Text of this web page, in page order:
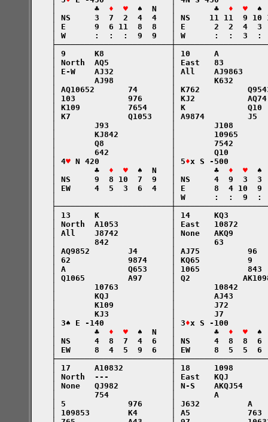
    │        ♣
♦  ♥
  ♠  N   │        ♣
♦  ♥
♠
│ NS     3  7  2  4  4   │ NS    11 11  9
│ E      9  6 11  8  8   │ E      2  2  4
│ W      :  :  :  9  9   │ W      :  :  3
│ 9      K8              │ 10     A
│ North  AQ5             │ East   83
│ E-W    AJ32            │ All    AJ9863
│        AJ98            │        K632
│ AQ10652       74       │ K762
│ 103           976      │ KJ2
│ K109          7654     │ K
│ K7            Q1053    │ A9874         J5
│        J93             │        J108
│        KJ842           │        10965
│        Q8              │        7542
│        642             │        Q10
    │ 4
♥ N 420               │ 5♦x S -500
    │        ♣
♦  ♥
  ♠  N   │        ♣
♦  ♥
♠
│ NS     9  8 10  7  9   │ NS     4  9  3
│ EW     4  5  3  6  4   │ E      8  4 10
│                        │ W      :  :  9
│ 13     K               │ 14     KQ3
│ North  A1053           │ East   10872
│ All    J8742           │ None   AKQ9
│        842             │        63
│ AQ9852        J4       │ AJ75          96
│ 62            9874     │ KQ65          9
│ A             Q653     │ 1065
│ Q1065         A97      │ Q2
│        10763           │        10842
│        KQJ             │        AJ43
│        K109            │        J72
│        KJ3             │        J7
    │ 3♠ E -140              │ 3
♦x S -100
    │        ♣
♦  ♥
  ♠  N   │        ♣
♦  ♥
♠
│ NS     4  8  7  4  6   │ NS     4  8  8
│ EW     8  4  5  9  6   │ EW     8  5  5
│ 17     A10832          │ 18     1098
│ North  ---             │ East   KQJ
│ None   QJ982           │ N-S    AKQJ54
│        754             │        A
│ 5             976      │ J632          A
│ 109853        K4       │ A5